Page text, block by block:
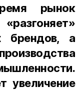
рынок
брендов, а
увеличение